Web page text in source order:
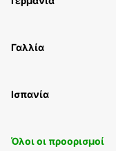
Γαλλία
Ισπανία
Όλοι οι προορισμοί